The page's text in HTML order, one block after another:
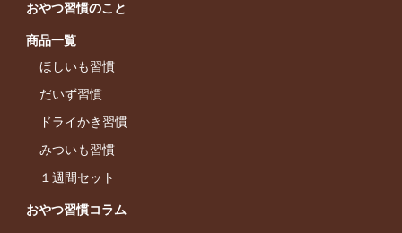
おやつ習慣のこと
商品一覧
ほしいも習慣
だいず習慣
ドライかき習慣
みついも習慣
１週間セット
おやつ習慣コラム